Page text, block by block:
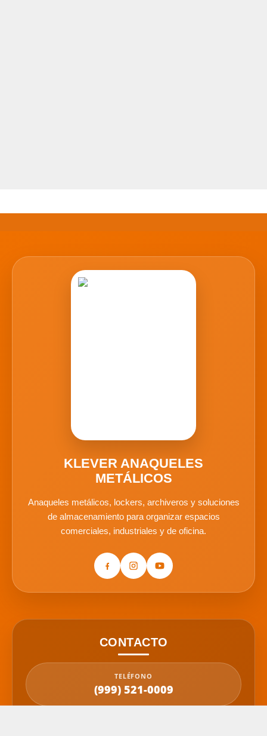
KLEVER ANAQUELES
METÁLICOS
Anaqueles metálicos, lockers, archiveros y soluciones
de almacenamiento para organizar espacios
comerciales, industriales y de oficina.
CONTACTO
TELÉFONO
(999) 521-0009